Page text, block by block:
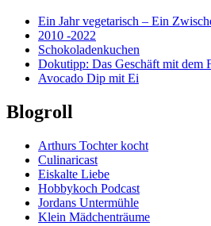
Ein Jahr vegetarisch – Ein
2010 -2022
Schokoladenkuchen
Dokutipp: Das Geschäft mit dem
Avocado Dip mit Ei
Blogroll
Arthurs Tochter kocht
Culinaricast
Eiskalte Liebe
Hobbykoch Podcast
Jordans Untermühle
Klein Mädchenträume